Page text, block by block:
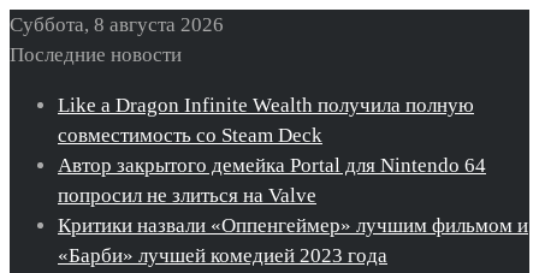
Суббота, 8 августа 2026
Последние новости
Like a Dragon Infinite Wealth получила полную
совместимость со Steam Deck
Автор закрытого демейка Portal для Nintendo 64
попросил не злиться на Valve
Критики назвали «Оппенгеймер» лучшим фильмом и
«Барби» лучшей комедией 2023 года